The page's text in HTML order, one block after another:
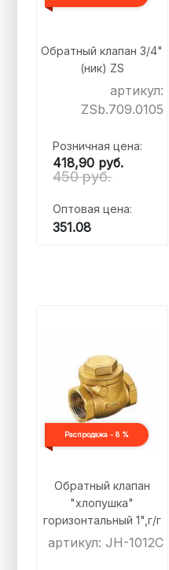
Обратный клапан 3/4"
(ник) ZS
артикул:
ZSb.709.0105
Розничная цена:
418,90 руб.
450 руб.
Оптовая цена:
351.08
Распродажа - 8 %
Обратный клапан
"хлопушка"
горизонтальный 1",г/г
артикул: JH-1012C